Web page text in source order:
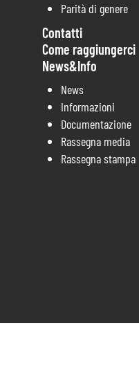
Parità di genere
Contatti
Come raggiungerci
News&Info
News
Informazioni
Documentazione
Rassegna media
Rassegna stampa